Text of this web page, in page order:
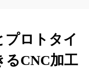
プロトタイ
るCNC加工